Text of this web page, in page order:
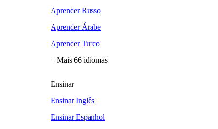
Aprender Russo
Aprender Árabe
Aprender Turco
+ Mais 66 idiomas
Ensinar
Ensinar Inglês
Ensinar Espanhol